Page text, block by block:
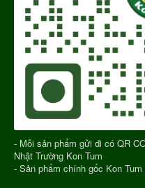
- Mỗi sản phẩm gửi đi có QR
Nhật Trường Kon Tum
- Sản phẩm chính gốc Kon Tum